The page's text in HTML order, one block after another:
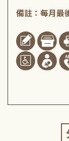
備註：每月最